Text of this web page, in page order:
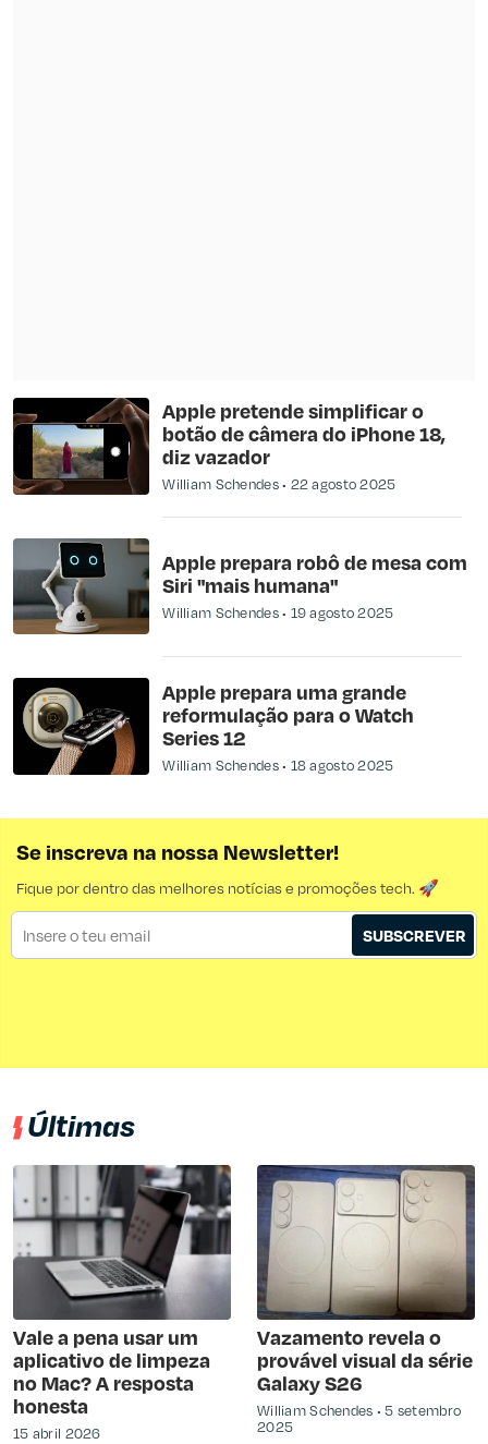
Apple pretende simplificar o
botão de câmera do iPhone 18,
diz vazador
William Schendes 22 agosto 2025
Apple prepara robô de mesa com
Siri "mais humana"
William Schendes 19 agosto 2025
Apple prepara uma grande
reformulação para o Watch
Series 12
William Schendes 18 agosto 2025
Se inscreva na nossa Newsletter!
Fique por dentro das melhores notícias e promoções tech. 🚀
SUBSCREVER
Últimas
Vale a pena usar um
aplicativo de limpeza
no Mac? A resposta
honesta
15 abril 2026
Vazamento revela o
provável visual da série
Galaxy S26
William Schendes
5 setembro
2025